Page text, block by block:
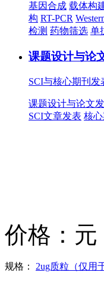
基因合成 载体构
构 RT-PCR
检测 药物筛选 单
课题设计与论
SCI与核心期刊发
课题设计与论文
SCI文章发表 核
价格： 元
规格： 2ug质粒（仅用